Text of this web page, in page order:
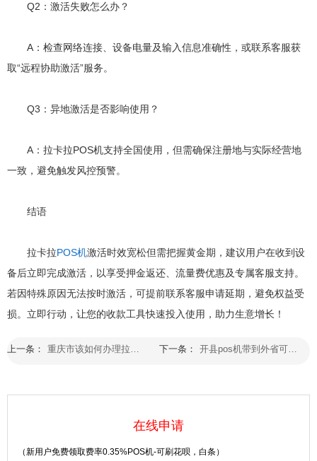
Q2：激活失败怎么办？
A：检查网络连接、设备电量及输入信息准确性，或联系客服获
取“远程协助激活”服务。
Q3：异地激活是否影响使用？
A：拉卡拉POS机支持全国使用，但需确保注册地与实际经营地
一致，避免触发风控预警。
结语
拉卡拉POS机激活时效宽松但需把握黄金期，建议用户在收到设
备后立即完成激活，以享受押金返还、流量费优惠及专属客服支持。
若因特殊原因无法按时激活，可提前联系客服申请延期，避免权益受
损。立即行动，让您的收款工具快速投入使用，助力生意增长！
上一条： 下一条：
在线申请
（新用户免费领取费率0.35%POS机-可刷花呗，白条）